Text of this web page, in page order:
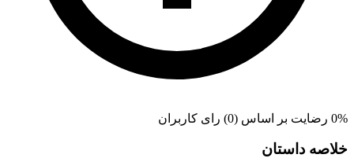
0% رضایت بر اساس (0) رای کاربران
خلاصه داستان